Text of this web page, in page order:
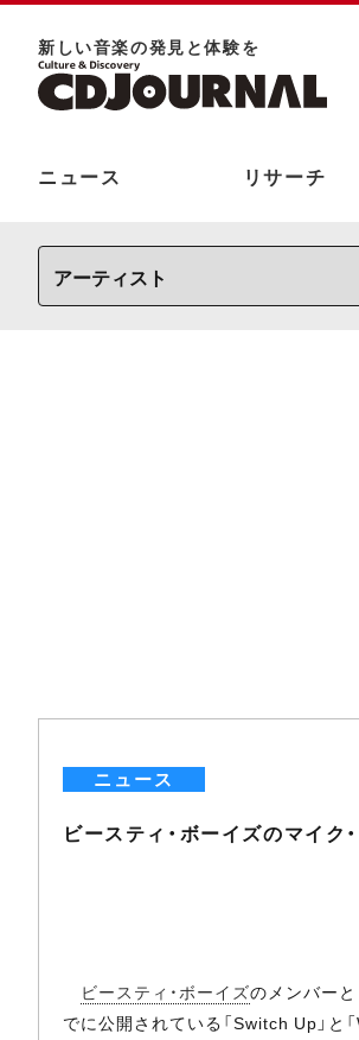
新しい⾳楽の発⾒と体験を
ニュース リサーチ
ニュース
ビースティ・ボーイズのマイク
ビースティ・ボーイズのメンバーと
でに公開されている「Switch Up」と